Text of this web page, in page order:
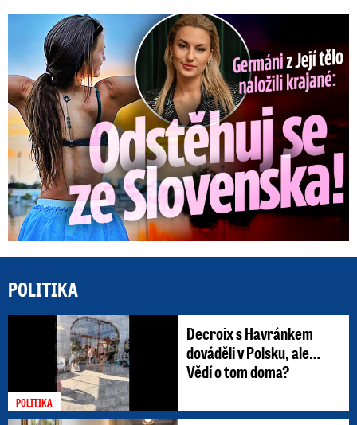
Germáni z Jejího těla: Odstěhuj se, vzkázali jí krajané
POLITIKA
POLITIKA
Decroix s Havránkem
dováděli v Polsku, ale…
Vědí o tom doma?